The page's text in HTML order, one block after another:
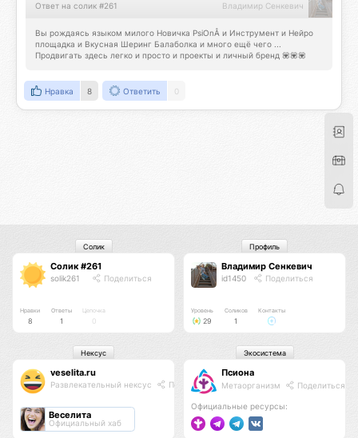
Ответ на солик #261 Владимир Сенкевич
Вы рождаясь языком милого Новичка PsiOnÅ и Инструмент и Нейро
площадка и Вкусная Шеринг Балаболка и много ещё чего ...
Продвигать здесь легко и просто и проекты и личный бренд 💟💟💟
Нравка 8 Ответить 0
Солик #261
solik261 Поделиться
Нравки
8
Ответы
1
Цепочка
0
Солик
Владимир Сенкевич
id1450 Поделиться
Уровень
29
Соликов
1
Контакты
Профиль
veselita.ru
Развлекательный нексус Поделиться
Веселита
Официальный хаб
Нексус
Псиона
Метаорганизм Поделиться
Официальные ресурсы:
Экосистема